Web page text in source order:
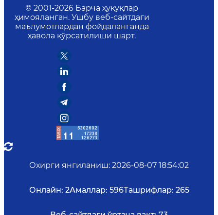
© 2001-2026 Барча ҳуқуқлар
ҳимояланган. Ушбу веб-сайтдаги
маълумотлардан фойдаланганда
ҳавола кўрсатилиши шарт.
Охирги янгиланиш: 2026-08-07 18:54:02
Онлайн: 2Амаллар: 596Ташрифлар: 265